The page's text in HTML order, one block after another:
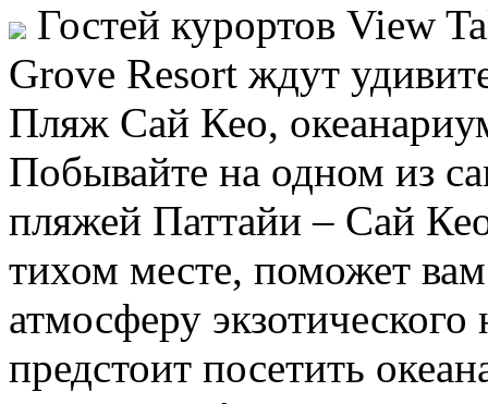
Гостей курортов View
Grove Resort ждут
Пляж Сай Кео,
Побывайте на одном из
пляжей Паттайи – Сай
тихом месте, поможет
атмосферу
предстоит посетить